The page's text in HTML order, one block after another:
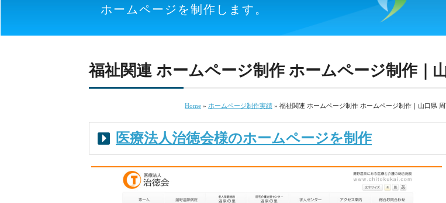
ホームページを制作します。
福祉関連 ホームページ制作 ホームページ制作｜
Home » ホームページ制作実績 » 福祉関連 ホームページ制作 ホームページ制作｜山口県
医療法人治徳会様のホームページを制作